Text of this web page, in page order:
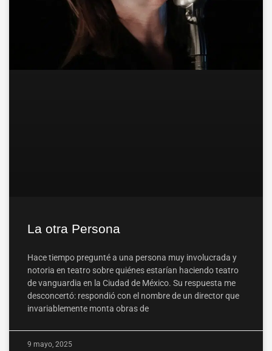
La otra Persona
Hace tiempo pregunté a una persona muy involucrada y
notoria en teatro sobre quiénes estarían haciendo teatro
de vanguardia en la Ciudad de México. Su respuesta me
desconcertó: respondió con el nombre de un director que
invariablemente monta obras de
9 mayo, 2025